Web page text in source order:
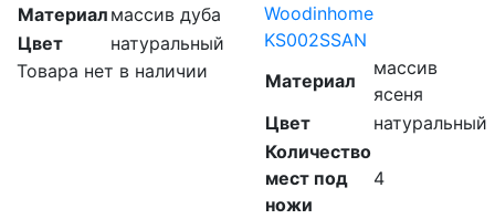
Материал массив дуба
Цвет
натуральный
Товара нет в наличии
Woodinhome
KS002SSAN
Материал
массив
ясеня
Цвет
натуральный
Количество
мест под
ножи
4